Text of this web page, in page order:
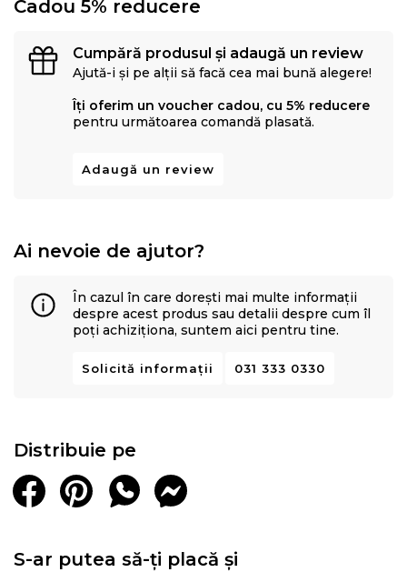
Cadou 5% reducere
Cumpără produsul și adaugă un review
Ajută-i și pe alții să facă cea mai bună alegere!
Îți oferim un voucher cadou, cu 5% reducere
pentru următoarea comandă plasată.
Adaugă un review
Ai nevoie de ajutor?
În cazul în care dorești mai multe informații
despre acest produs sau detalii despre cum îl
poți achiziționa, suntem aici pentru tine.
Solicită informații 031 333 0330
Distribuie pe
S-ar putea să-ți placă și